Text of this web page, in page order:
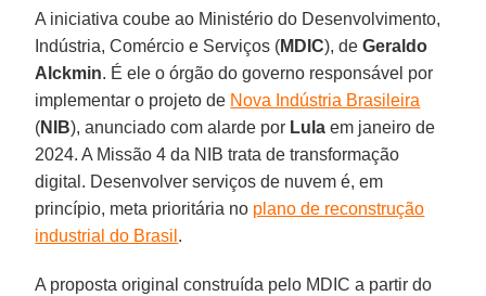
A iniciativa coube ao Ministério do Desenvolvimento,
Indústria, Comércio e Serviços (MDIC), deGeraldo
Alckmin. É ele o órgão do governo responsável por
implementar o projeto de Nova Indústria Brasileira
(NIB), anunciado com alarde por Lula em janeiro de
2024. A Missão 4 da NIB trata de transformação
digital. Desenvolver serviços de nuvem é, em
princípio, meta prioritária no plano de reconstrução
industrial do Brasil .
A proposta original construída pelo MDIC a partir do